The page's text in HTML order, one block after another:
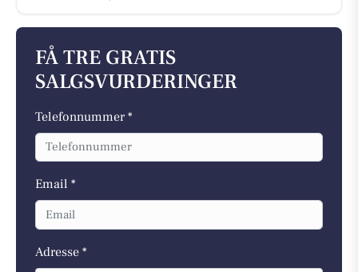
FÅ TRE GRATIS
SALGSVURDERINGER
Telefonnummer *
Email *
Adresse *